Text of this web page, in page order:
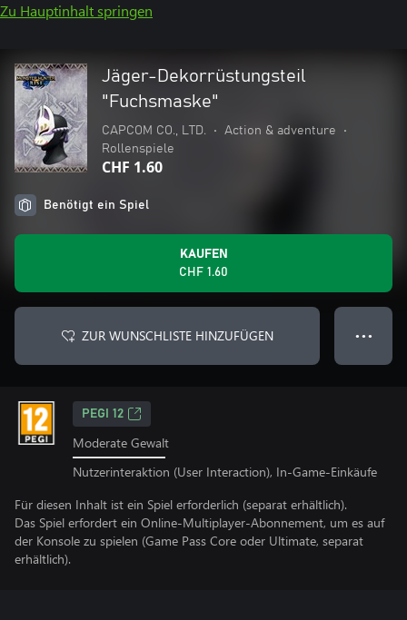
Zu Hauptinhalt springen
Jäger-Dekorrüstungsteil
"Fuchsmaske"
CAPCOM CO., LTD. • Action & adventure
•
Rollenspiele
CHF 1.60
Benötigt ein Spiel
KAUFEN
CHF 1.60
ZUR WUNSCHLISTE HINZUFÜGEN ● ● ●
PEGI 12
Moderate Gewalt
Nutzerinteraktion (User Interaction), In-Game-Einkäufe
Für diesen Inhalt ist ein Spiel erforderlich (separat erhältlich).
Das Spiel erfordert ein Online-Multiplayer-Abonnement, um es auf
der Konsole zu spielen (Game Pass Core oder Ultimate, separat
erhältlich).